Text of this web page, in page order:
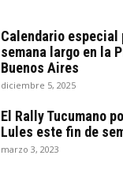
Calendario especial
semana largo en la
Buenos Aires
diciembre 5, 2025
El Rally Tucumano
Lules este fin de
marzo 3, 2023